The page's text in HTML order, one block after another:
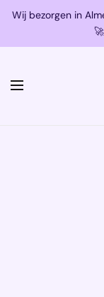
Wij bezorgen in